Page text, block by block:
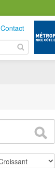
Contact